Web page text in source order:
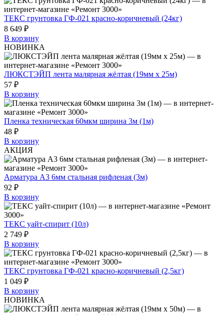
ТЕКС грунтовка ГФ-021 красно-коричневый (24кг)
8 649 ₽
В корзину
НОВИНКА
ЛЮКСТЭЙП лента малярная жёлтая (19мм х 25м)
57 ₽
В корзину
Пленка техническая 60мкм ширина 3м (1м)
48 ₽
В корзину
АКЦИЯ
Арматура А3 6мм стальная рифленая (3м)
92 ₽
В корзину
ТЕКС уайт-спирит (10л)
2 749 ₽
В корзину
ТЕКС грунтовка ГФ-021 красно-коричневый (2,5кг)
1 049 ₽
В корзину
НОВИНКА